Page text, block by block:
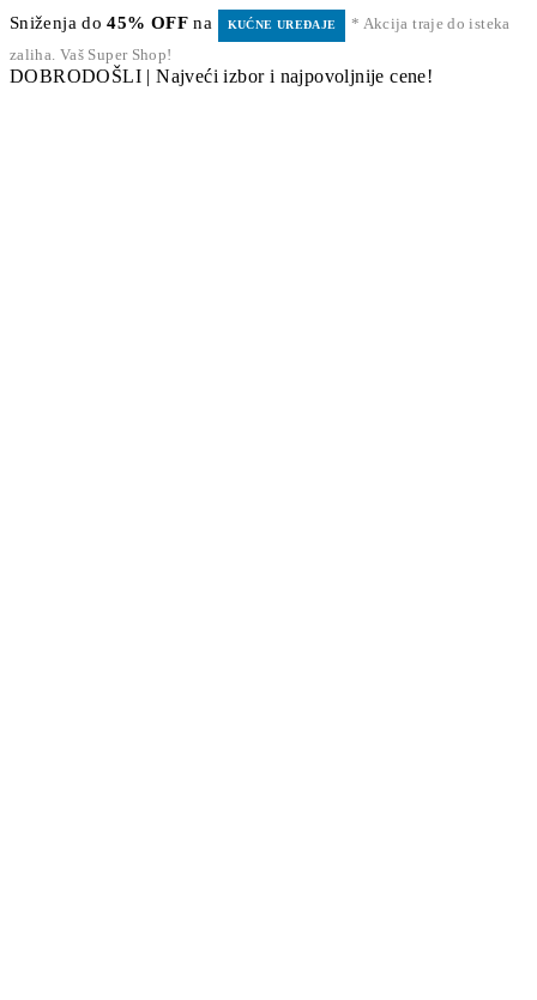
Sniženja do45% OFF na KUĆNE UREĐAJE
* Akcija traje do isteka
zaliha. Vaš Super Shop!
DOBRODOŠLI | Najveći izbor i najpovoljnije cene!